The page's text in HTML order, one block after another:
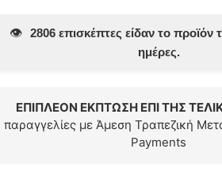
👁️
2806 επισκέπτες είδαν το προϊόν
ημέρες.
ΕΠΙΠΛΕΟΝ ΕΚΠΤΩΣΗ ΕΠΙ ΤΗΣ
παραγγελίες με Άμεση Τραπεζική
Payments